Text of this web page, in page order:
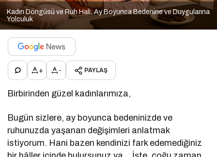
Kadın Döngüsü ve Ruh Hali: Ay Boyunca Bedenine ve Duygularına
Yolculuk
+ - PAYLAŞ
Birbirinden güzel kadınlarımıza,
Bugün sizlere, ay boyunca bedeninizde ve
ruhunuzda yaşanan değişimleri anlatmak
istiyorum. Hani bazen kendinizi fark edemediğiniz